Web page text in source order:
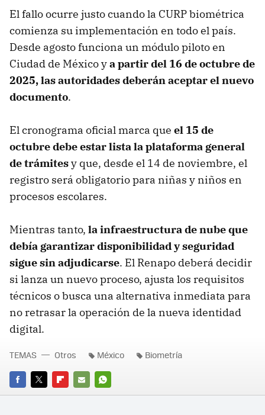
El fallo ocurre justo cuando la CURP biométrica
comienza su implementación en todo el país.
Desde agosto funciona un módulo piloto en
Ciudad de México ya partir del 16 de octubre de
2025, las autoridades deberán aceptar el nuevo
documento.
El cronograma oficial marca que el 15 de
octubre debe estar lista la plataforma general
de trámitesy que, desde el 14 de noviembre, el
registro será obligatorio para niñas y niños en
procesos escolares.
Mientras tanto, la infraestructura de nube que
debía garantizar disponibilidad y seguridad
sigue sin adjudicarse. El Renapo deberá decidir
si lanza un nuevo proceso, ajusta los requisitos
técnicos o busca una alternativa inmediata para
no retrasar la operación de la nueva identidad
digital.
FACEBOOK
TWITTERFLIPBOARD
E-
WHATSAPP
TEMAS Otros México Biometría